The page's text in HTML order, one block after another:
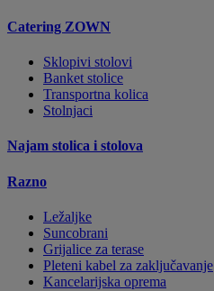
Catering ZOWN
Sklopivi stolovi
Banket stolice
Transportna kolica
Stolnjaci
Najam stolica i stolova
Razno
Ležaljke
Suncobrani
Grijalice za terase
Pleteni kabel za zaključavanje
Kancelarijska oprema